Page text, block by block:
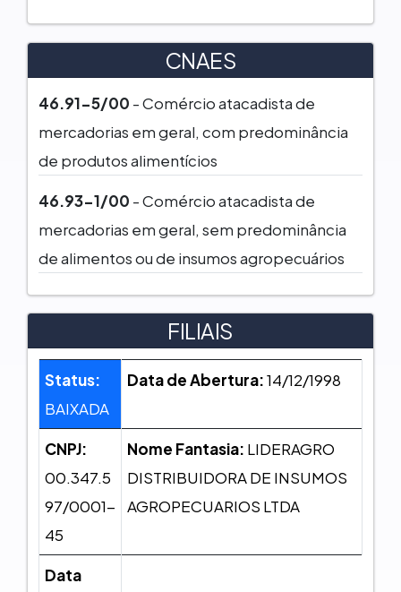
CNAES
46.91-5/00 - Comércio atacadista de
mercadorias em geral, com predominância
de produtos alimentícios
46.93-1/00 - Comércio atacadista de
mercadorias em geral, sem predominância
de alimentos ou de insumos agropecuários
FILIAIS
Status:
BAIXADA
Data de Abertura:14/12/1998
CNPJ:
00.347.5
97/0001-
45
Nome Fantasia: LIDERAGRO
DISTRIBUIDORA DE INSUMOS
AGROPECUARIOS LTDA
Data